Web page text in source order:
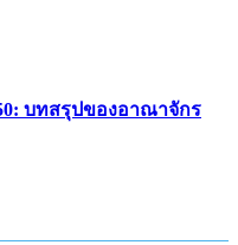
50: บทสรุปของอาณาจักร